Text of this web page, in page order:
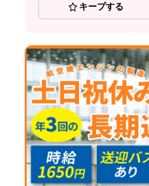
キープする